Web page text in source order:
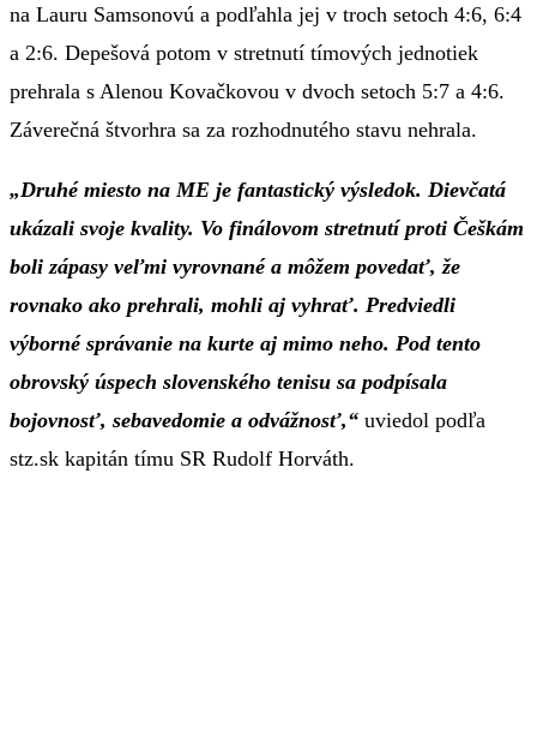
na Lauru Samsonovú a podľahla jej v troch setoch 4:6, 6:4
a 2:6. Depešová potom v stretnutí tímových jednotiek
prehrala s Alenou Kovačkovou v dvoch setoch 5:7 a 4:6.
Záverečná štvorhra sa za rozhodnutého stavu nehrala.
„Druhé miesto na ME je fantastický výsledok. Dievčatá
ukázali svoje kvality. Vo finálovom stretnutí proti Češkám
boli zápasy veľmi vyrovnané a môžem povedať, že
rovnako ako prehrali, mohli aj vyhrať. Predviedli
výborné správanie na kurte aj mimo neho. Pod tento
obrovský úspech slovenského tenisu sa podpísala
bojovnosť, sebavedomie a odvážnosť,“ uviedol podľa
stz.sk kapitán tímu SR Rudolf Horváth.